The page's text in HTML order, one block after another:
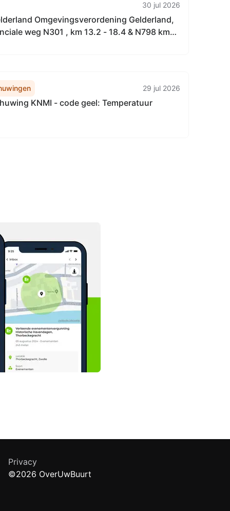
30 jul 2026
Omgevingsverordening Gelderland,
weg N301 , km 13.2 - 18.4 & N798 km
29 jul 2026
KNMI - code geel: Temperatuur
Privacy
©2026 OverUwBuurt